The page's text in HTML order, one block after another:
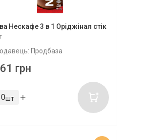
Нескафе 3 в 1 Оріджінал стік
Продбаза
грн
шт